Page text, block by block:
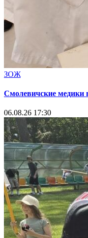
ЗОЖ
Смолевичские медики
06.08.26 17:30